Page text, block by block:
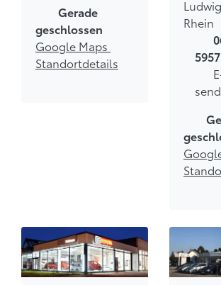
Gerade
geschlossen
Google Maps
Standortdetails
Rhein